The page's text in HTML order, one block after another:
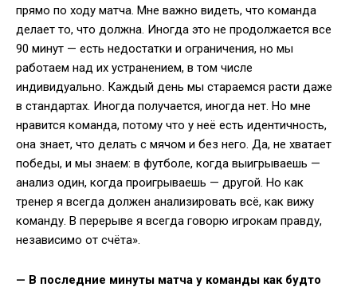
прямо по ходу матча. Мне важно видеть, что команда
делает то, что должна. Иногда это не продолжается все
90 минут — есть недостатки и ограничения, но мы
работаем над их устранением, в том числе
индивидуально. Каждый день мы стараемся расти даже
в стандартах. Иногда получается, иногда нет. Но мне
нравится команда, потому что у неё есть идентичность,
она знает, что делать с мячом и без него. Да, не хватает
победы, и мы знаем: в футболе, когда выигрываешь —
анализ один, когда проигрываешь — другой. Но как
тренер я всегда должен анализировать всё, как вижу
команду. В перерыве я всегда говорю игрокам правду,
независимо от счёта».
— В последние минуты матча у команды как будто